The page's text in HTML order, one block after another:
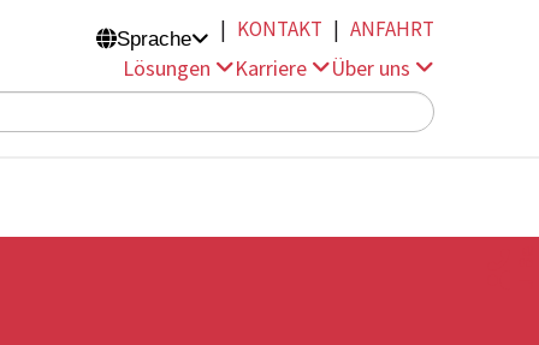
Sprache | KONTAKT | ANFAHRT
Lösungen Karriere Über uns